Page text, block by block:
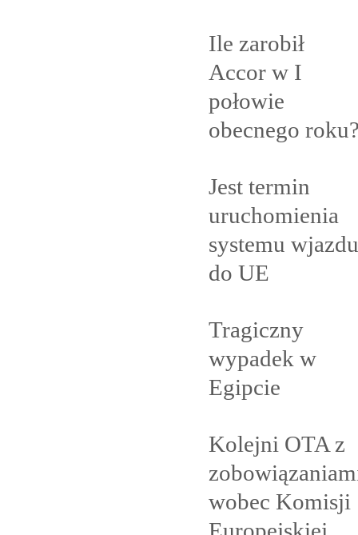
Ile zarobił
Accor w I
połowie
obecnego
Jest termin
uruchomienia
systemu wjazdu
do UE
Tragiczny
wypadek w
Egipcie
Kolejni OTA z
wobec Komisji